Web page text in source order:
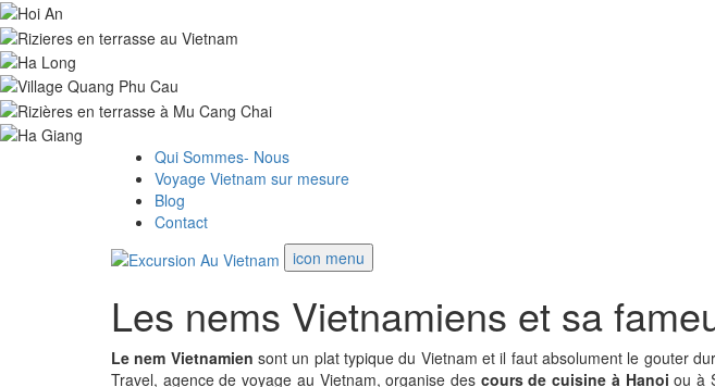
Qui Sommes- Nous
Voyage Vietnam sur mesure
Blog
Contact
icon menu
Les nems Vietnamiens et sa
Le nem Vietnamien sont un plat typique du Vietnam et il faut absolument le gouter
Travel, agence de voyage au Vietnam, organise des cours de cuisine à Hanoiou à